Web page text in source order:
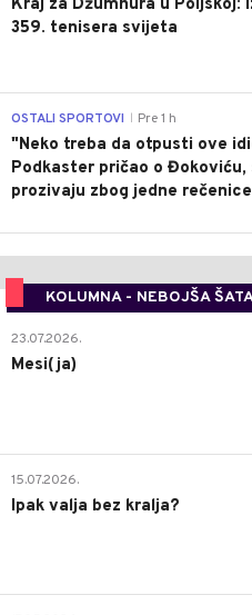
Kraj za Džumhura u Poljskoj:
359. tenisera svijeta
OSTALI SPORTOVI Pre 1 h
"Neko treba da otpusti ove
Podkaster pričao o Đokoviću,
prozivaju zbog jedne rečenice
KOLUMNA - NEBOJŠA
23.07.2026.
Mesi(ja)
15.07.2026.
Ipak valja bez kralja?